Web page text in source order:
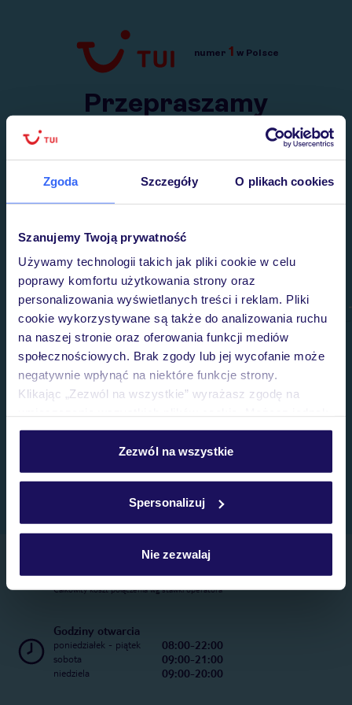
Zgoda Szczegóły O plikach cookies
Szanujemy Twoją prywatność
Używamy technologii takich jak pliki cookie w celu
poprawy komfortu użytkowania strony oraz
personalizowania wyświetlanych treści i reklam. Pliki
cookie wykorzystywane są także do analizowania ruchu
na naszej stronie oraz oferowania funkcji mediów
społecznościowych. Brak zgody lub jej wycofanie może
negatywnie wpłynąć na niektóre funkcje strony.
Klikając „Zezwól na wszystkie” wyrażasz zgodę na
personalizować swój wybór wchodząc w zakładkę
Szczegółowe informacje o plikach cookie znajdziesz
Zezwól na wszystkie
Spersonalizuj
Nie zezwalaj
Przejdź do TUI.pl
numer 1 w Polsce
Przepraszamy
Wysłaliśmy nasz serwis na krótkie wakacje.
Telefoniczne Centrum Rezerwacji
22 270 31 20
Całkowity koszt połączenia wg stawki operatora
Godziny otwarcia
poniedziałek - piątek 08:00-22:00
sobota 09:00-21:00
niedziela 09:00-20:00